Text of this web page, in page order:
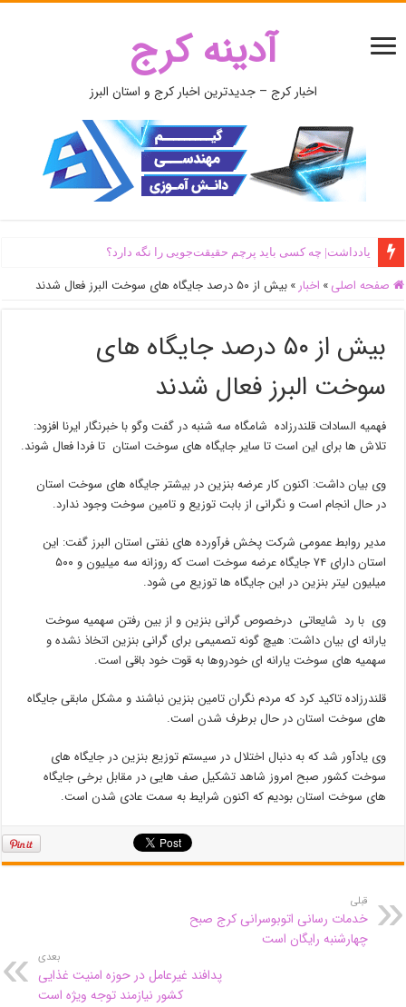
آدینه کرج
اخبار کرج – جدیدترین اخبار کرج و استان البرز
یادداشت| ‌چه کسی باید پرچم حقیقت‌جویی را نگه دارد؟
صفحه اصلی » اخبار » بیش از ۵۰ درصد جایگاه های سوخت البرز فعال شدند
بیش از ۵۰ درصد جایگاه های
سوخت البرز فعال شدند
فهمیه السادات قلندرزاده شامگاه سه شنبه در گفت وگو با خبرنگار ایرنا افزود:
تلاش ها برای این است تا سایر جایگاه های سوخت استان تا فردا فعال شوند.
وی بیان داشت: اکنون کار عرضه بنزین در بیشتر جایگاه های سوخت استان
در حال انجام است و نگرانی از بابت توزیع و تامین سوخت وجود ندارد.
مدیر روابط عمومی شرکت پخش فرآورده های نفتی استان البرز گفت: این
استان دارای ۷۴ جایگاه عرضه سوخت است که روزانه سه میلیون و ۵۰۰
میلیون لیتر بنزین در این جایگاه ها توزیع می شود.
وی با رد شایعاتی درخصوص گرانی بنزین و از بین رفتن سهمیه سوخت
یارانه ای بیان داشت: هیچ گونه تصمیمی برای گرانی بنزین اتخاذ نشده و
سهمیه های سوخت یارانه ای خودروها به قوت خود باقی است.
قلندرزاده تاکید کرد که مردم نگران تامین بنزین نباشند و مشکل مابقی جایگاه
های سوخت استان در حال برطرف شدن است.
وی یادآور شد که به دنبال اختلال در سیستم توزیع بنزین در جایگاه های
سوخت کشور صبح امروز شاهد تشکیل صف هایی در مقابل برخی جایگاه
های سوخت استان بودیم که اکنون شرایط به سمت عادی شدن است.
قبلی
خدمات رسانی اتوبوسرانی کرج صبح
چهارشنبه رایگان است
بعدی
پدافند غیرعامل در حوزه امنیت غذایی
کشور نیازمند توجه ویژه است